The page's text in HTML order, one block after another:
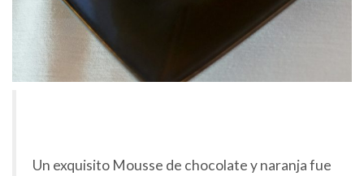
Un exquisito Mousse de chocolate y naranja fue